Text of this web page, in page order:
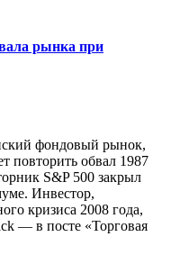
рынка при
фондовый рынок,
повторить обвал 1987
S&P 500 закрыл
Инвестор,
кризиса 2008 года,
— в посте «Торговая